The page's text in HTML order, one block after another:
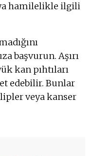
hamilelikle ilgili
başvurun. Aşırı
kan pıhtıları
edebilir. Bunlar
veya kanser